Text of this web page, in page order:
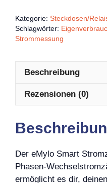
Kategorie: Steckdosen/
Schlagwörter:
Strommessung
Beschreibung
Rezensionen (0)
Der eMylo Smart
Phasen-
ermöglicht es dir,